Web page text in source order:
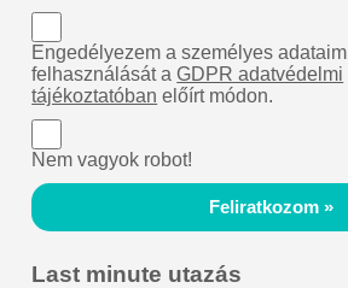
Engedélyezem a személyes adataim
felhasználását aGDPR adatvédelmi
tájékoztatóban előírt módon.
Nem vagyok robot!
Feliratkozom »
Last minute utazás